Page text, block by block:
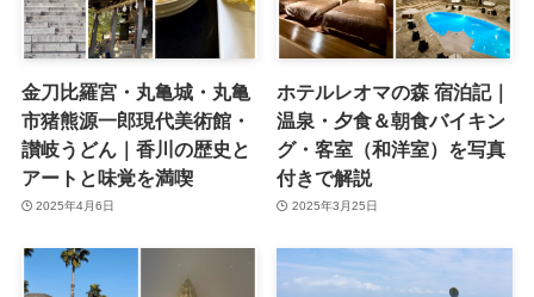
金刀比羅宮・丸亀城・丸亀
市猪熊源一郎現代美術館・
讃岐うどん｜香川の歴史と
アートと味覚を満喫
2025年4月6日
ホテルレオマの森 宿泊記｜
温泉・夕食＆朝食バイキン
グ・客室（和洋室）を写真
付きで解説
2025年3月25日